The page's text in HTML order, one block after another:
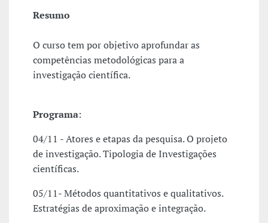
Resumo
O curso tem por objetivo aprofundar as
competências metodológicas para a
investigação científica.
Programa:
04/11 - Atores e etapas da pesquisa. O projeto
de investigação. Tipologia de Investigações
científicas.
05/11- Métodos quantitativos e qualitativos.
Estratégias de aproximação e integração.